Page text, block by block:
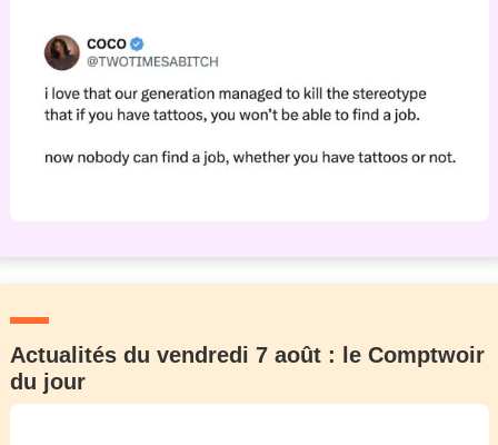
Actualités du vendredi 7 août : le Comptwoir
du jour